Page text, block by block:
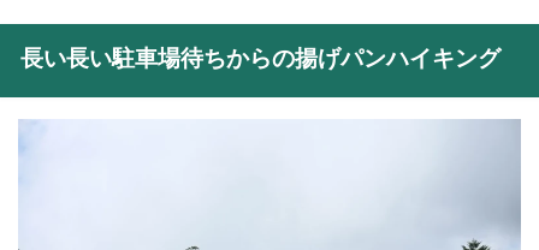
長い長い駐車場待ちからの揚げパンハイキング